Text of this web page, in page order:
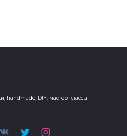
handmade, DIY, мастер классы